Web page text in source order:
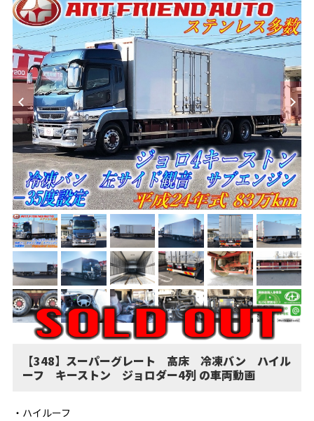
【348】スーパーグレート 高床 冷凍バン ハイル
ーフ キーストン ジョロダー4列 の車両動画
・ハイルーフ